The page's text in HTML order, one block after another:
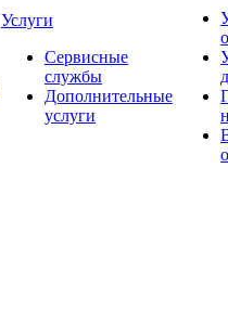
Услуги
Сервисные
службы
Дополнительные
услуги